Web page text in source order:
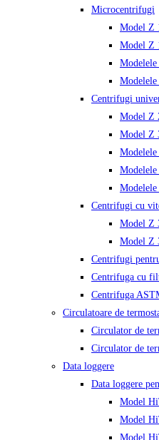
Microcentrifugi
Model Z
Model Z
Centrifugi
Model Z
Model Z
Centrifugi cu
Model Z
Model Z
Centrifugi
Centrifuga cu
Centrifuga
Circulatoare de
Circulator de
Circulator de
Data loggere
Data loggere
Model
Model
Model